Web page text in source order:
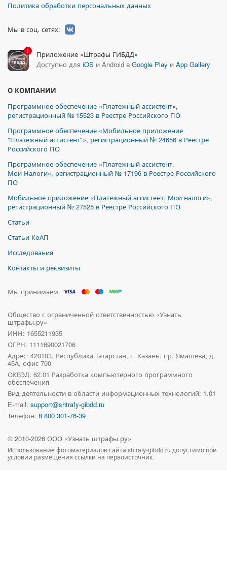
Политика обработки персональных данных
Мы в соц. сетях:
1
Приложение «Штрафы ГИБДД»
Доступно для iOS и Android в Google Play и App Gallery
Общество с ограниченной ответственностью «Узнать
штрафы.ру»
ИНН: 1655211935
ОГРН: 1111690021706
Адрес: 420103, Республика Татарстан, г. Казань, пр. Ямашева, д.
45А, офис 700
ОКВЭД: 62.01 Разработка компьютерного программного
обеспечения
Вид деятельности в области информационных технологий: 1.01
E-mail: support@shtrafy-gibdd.ru
Телефон: 8 800 301-76-39
О КОМПАНИИ
Программное обеспечение «Платежный ассистент»,
регистрационный № 15523 в Реестре Российского ПО
Программное обеспечение «Мобильное приложение
"Платежный ассистент"», регистрационный № 24656 в Реестре
Российского ПО
Программное обеспечение «Платежный ассистент.
Мои Налоги», регистрационный № 17196 в Реестре Российского
ПО
Мобильное приложение «Платежный ассистент. Мои налоги»,
регистрационный № 27525 в Реестре Российского ПО
Статьи
Статьи КоАП
Исследования
Контакты и реквизиты
Мы принимаем
© 2010-2026 ООО «Узнать штрафы.ру»
Использование фотоматериалов сайта shtrafy-gibdd.ru допустимо при
условии размещения ссылки на первоисточник.